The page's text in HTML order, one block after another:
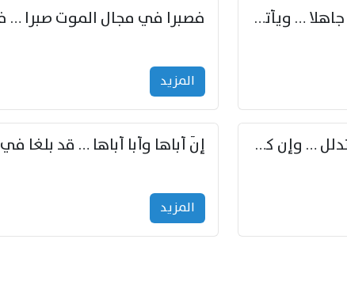
ستبدي لك الأيام ما كنت جاهلا … ويأتيك بالأخبار من لم تزوّد
المزید
أفاطم مهلا بعض هذا التدلل … وإن كنت قد أزمعت صرمي فأجملي
المزید